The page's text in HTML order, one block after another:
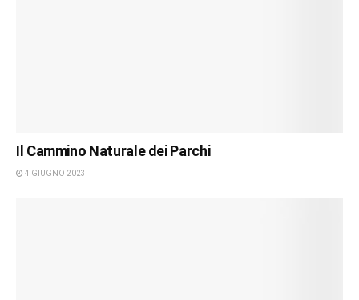
Il Cammino Naturale dei Parchi
4 GIUGNO 2023